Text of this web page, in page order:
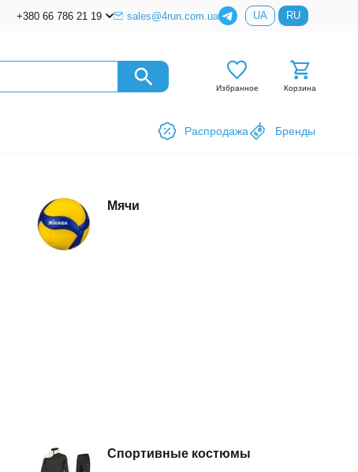
+380 66 786 21 19 sales@4run.com.ua UA RU
Избранное Корзина
Распродажа Бренды
Мячи
Спортивные костюмы